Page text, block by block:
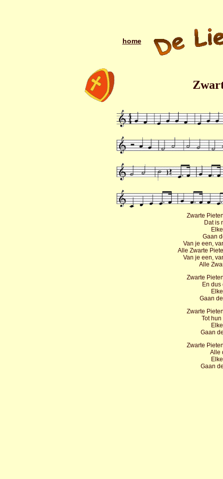
home
Zwarte
Dat is
Gaan
Van je een,
Alle Zwarte
Van je een,
Alle
Zwarte
En
Gaan
Zwarte
Tot
Gaan
Zwarte
Alle
Gaan